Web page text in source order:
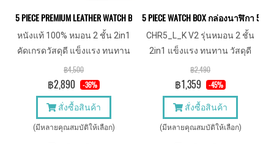
5 PIECE PREMIUM LEATHER WATCH BOX กล่องนาฬิกาหนังแท้ 5 เรือน (
หนังแท้ 100% หมอน 2 ชั้น 2in1
คัดเกรดวัสดุดี แข็งแรง ทนทาน
฿4,500
฿2,890 -36%
สั่งซื้อสินค้า
(มีหลายคุณสมบัติให้เลือก)
5 PIECE WATCH BOX กล่องนาฬิ
CHR5_L_K V2 รุ่นหมอน 2 ชั้น
2in1 แข็งแรง ทนทาน วัสดุดี
รองรับสายนาฬิกาสั้นสำหรับคน
ข้อมือเล็ก
฿2,490
฿1,359 -45%
สั่งซื้อสินค้า
(มีหลายคุณสมบัติให้เลือก)